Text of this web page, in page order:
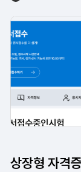
상장형 자격